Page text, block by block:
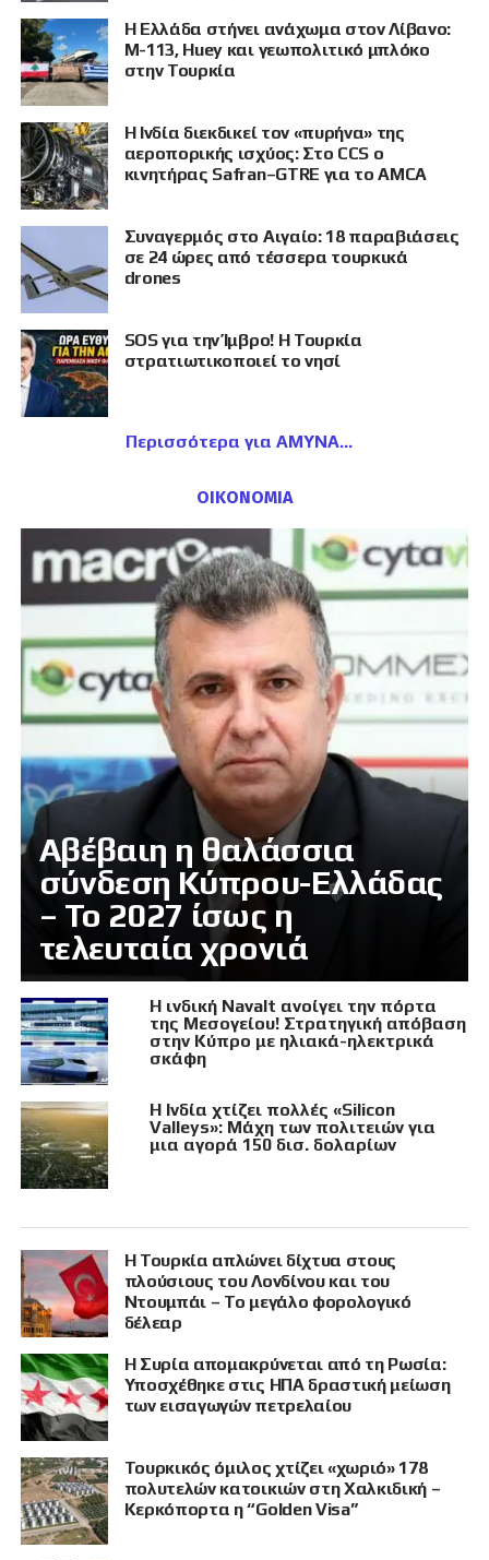
Η Ελλάδα στήνει ανάχωμα στον Λίβανο:
M-113, Huey και γεωπολιτικό μπλόκο
στην Τουρκία
Η Ινδία διεκδικεί τον «πυρήνα» της
αεροπορικής ισχύος: Στο CCS ο
κινητήρας Safran–GTRE για το AMCA
Συναγερμός στο Αιγαίο: 18 παραβιάσεις
σε 24 ώρες από τέσσερα τουρκικά
drones
SOS για την Ίμβρο! Η Τουρκία
στρατιωτικοποιεί το νησί
Περισσότερα για ΑΜΥΝΑ
ΟΙΚΟΝΟΜΙΑ
Αβέβαιη η θαλάσσια
σύνδεση Κύπρου-Ελλάδας
– Το 2027 ίσως η
τελευταία χρονιά
Η ινδική Navalt ανοίγει την πόρτα
της Μεσογείου! Στρατηγική απόβαση
στην Κύπρο με ηλιακά-ηλεκτρικά
σκάφη
Η Ινδία χτίζει πολλές «Silicon
Valleys»: Μάχη των πολιτειών για
μια αγορά 150 δισ. δολαρίων
Η Τουρκία απλώνει δίχτυα στους
πλούσιους του Λονδίνου και του
Ντουμπάι – Το μεγάλο φορολογικό
δέλεαρ
Η Συρία απομακρύνεται από τη Ρωσία:
Υποσχέθηκε στις ΗΠΑ δραστική μείωση
των εισαγωγών πετρελαίου
Τουρκικός όμιλος χτίζει «χωριό» 178
πολυτελών κατοικιών στη Χαλκιδική –
Κερκόπορτα η “Golden Visa”